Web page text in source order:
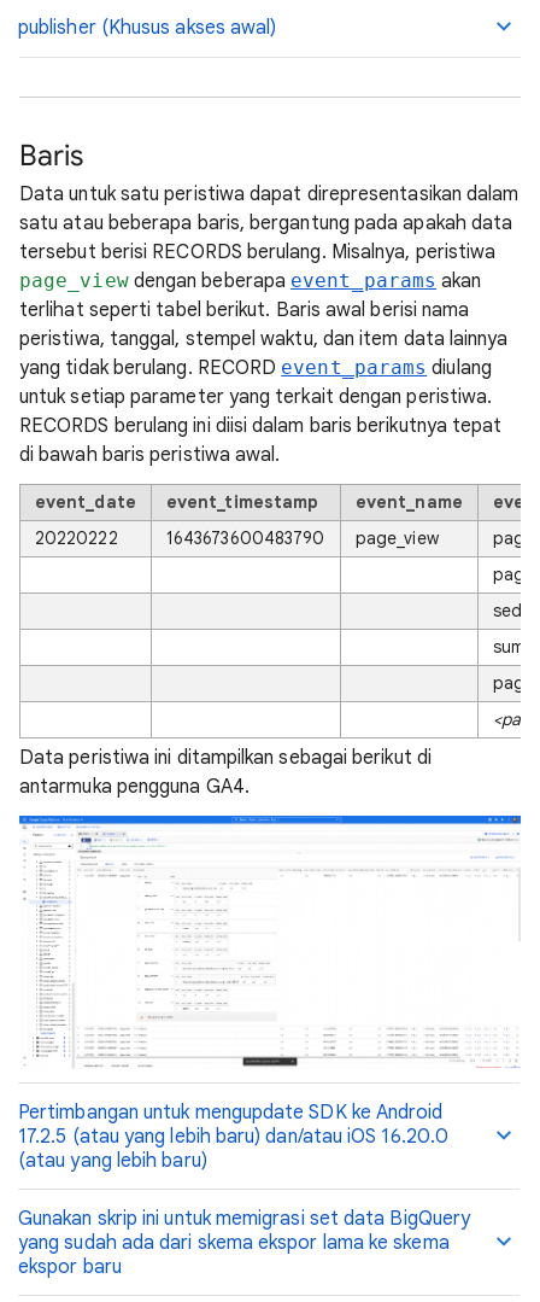
publisher (Khusus akses awal)
Baris
Data untuk satu peristiwa dapat direpresentasikan dalam
satu atau beberapa baris, bergantung pada apakah data
tersebut berisi RECORDS berulang. Misalnya, peristiwa
page_viewdengan beberapa event_params akan
terlihat seperti tabel berikut. Baris awal berisi nama
peristiwa, tanggal, stempel waktu, dan item data lainnya
yang tidak berulang. RECORD event_params diulang
untuk setiap parameter yang terkait dengan peristiwa.
RECORDS berulang ini diisi dalam baris berikutnya tepat
di bawah baris peristiwa awal.
event_date event_timestamp event_name
20220222
1643673600483790 page_view
Data peristiwa ini ditampilkan sebagai berikut di
antarmuka pengguna GA4.
Pertimbangan untuk mengupdate SDK ke Android
17.2.5 (atau yang lebih baru) dan/atau iOS 16.20.0
(atau yang lebih baru)
Gunakan skrip ini untuk memigrasi set data BigQuery
yang sudah ada dari skema ekspor lama ke skema
ekspor baru